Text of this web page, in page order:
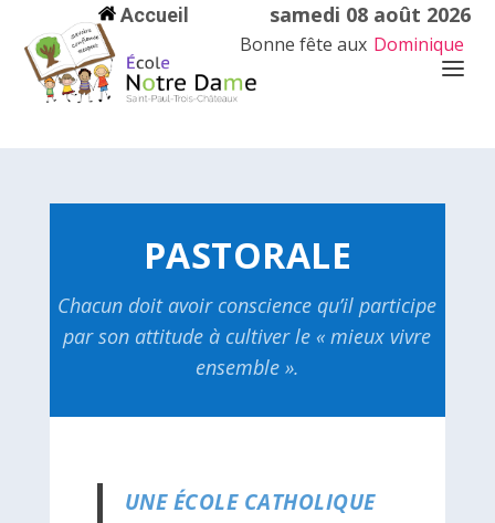
Accueil samedi 08 août 2026
Bonne fête aux Dominique
PASTORALE
Chacun doit avoir conscience qu’il participe
par son attitude à cultiver le « mieux vivre
ensemble ».
UNE ÉCOLE CATHOLIQUE